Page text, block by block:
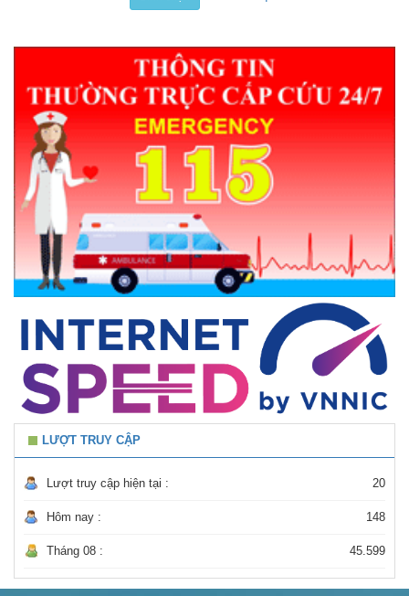
LƯỢT TRUY CẬP
Lượt truy cập hiện tại : 20
Hôm nay : 148
Tháng 08 : 45.599